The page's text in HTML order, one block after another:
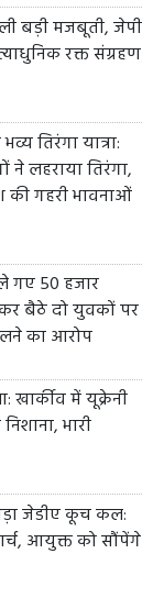
बड़ी मजबूती, जेपी
रक्त संग्रहण
तिरंगा यात्रा:
ने लहराया तिरंगा,
की गहरी भावनाओं
गए 50 हजार
बैठे दो युवकों पर
का आरोप
खार्कीव में यूक्रेनी
भारी
जेडीए कूच कल:
आयुक्त को सौंपेंगे